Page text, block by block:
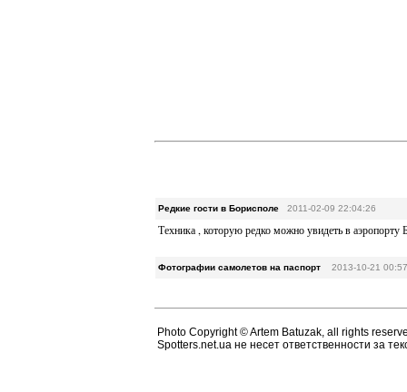
Редкие гости в Борисполе 2011-02-09 22:04:26
Техника , которую редко можно увидеть в аэропорту
Фотографии самолетов на паспорт 2013-10-21
Photo Copyright © Artem Batuzak, all rights
Spotters.net.ua не несет ответственности за